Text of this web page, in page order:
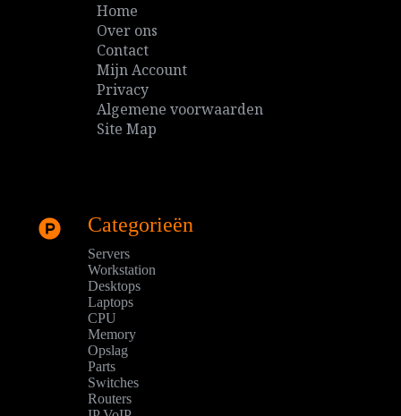
Home
Over ons
Contact
Mijn Account
Privacy
Algemene voorwaarden
Site Map
Categorieën
Servers
Workstation
Desktops
Laptops
CPU
Memory
Opslag
Parts
Switches
Routers